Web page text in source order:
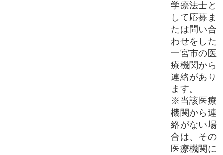
学療法士と
して応募ま
たは問い合
わせをした
一宮市の医
療機関から
連絡があり
ます。
※当該医療
機関から連
絡がない場
合は、その
医療機関に